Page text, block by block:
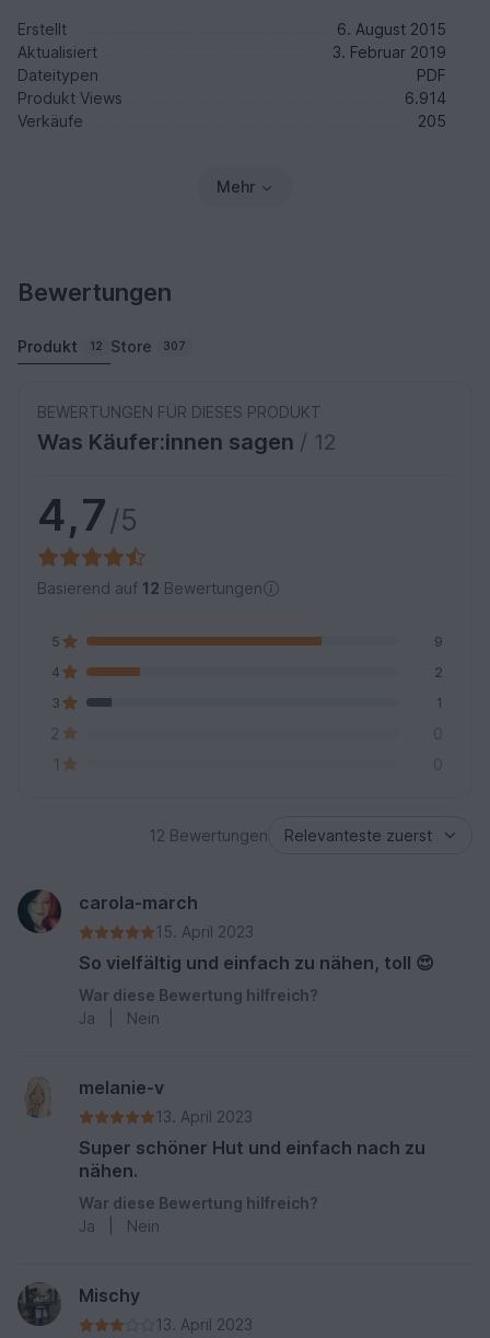
Erstellt
6. August 2015
Aktualisiert
3. Februar 2019
Dateitypen
PDF
Produkt Views
6.914
Verkäufe
205
Mehr
Bewertungen
Produkt 12 Store 307
BEWERTUNGEN FÜR DIESES PRODUKT
Was Käufer:innen sagen / 12
4,7/5
Basierend auf 12 Bewertungen
5
9
4
2
3
1
2
0
1
0
12 Bewertungen
carola-march
15. April 2023
So vielfältig und einfach zu nähen, toll 😍
War diese Bewertung hilfreich?
Ja
Nein
melanie-v
13. April 2023
Super schöner Hut und einfach nach zu
nähen.
War diese Bewertung hilfreich?
Ja
Nein
Mischy
13. April 2023